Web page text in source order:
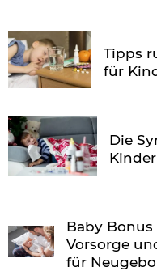
Tipps
für
Die
Baby
Vorsorge
für